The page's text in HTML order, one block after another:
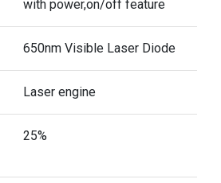
with power,on/off feature
650nm Visible Laser Diode
Laser engine
25%